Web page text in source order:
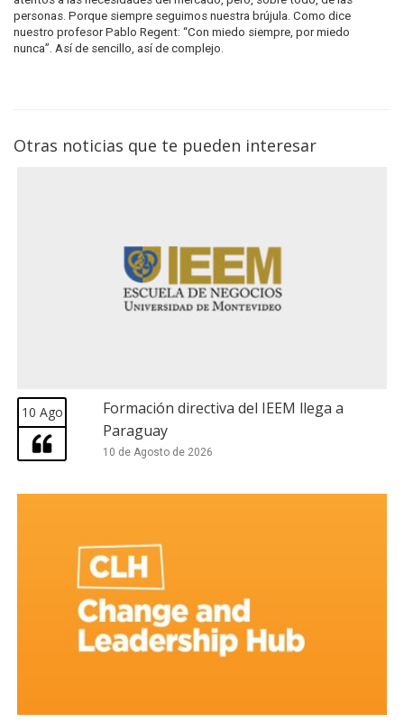
personas. Porque siempre seguimos nuestra brújula. Como dice
nuestro profesor Pablo Regent: “Con miedo siempre, por miedo
nunca”. Así de sencillo, así de complejo.
Otras noticias que te pueden interesar
10 Ago
Formación directiva del IEEM llega a
Paraguay
10 de Agosto de 2026